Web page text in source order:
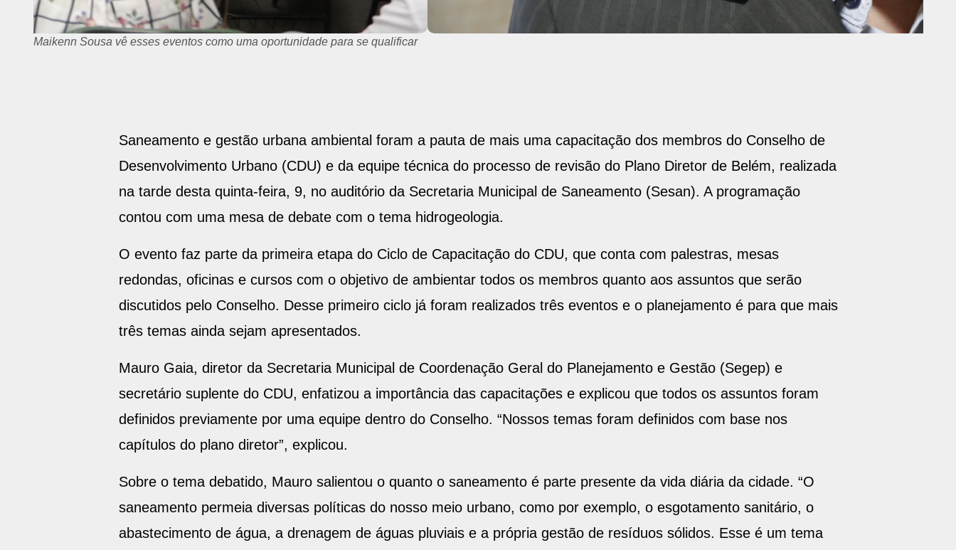
Maikenn Sousa vê esses eventos como uma oportunidade para se qualificar
Saneamento e gestão urbana ambiental foram a pauta de mais uma capacitação dos membros do Conselho de
Desenvolvimento Urbano (CDU) e da equipe técnica do processo de revisão do Plano Diretor de Belém, realizada
na tarde desta quinta-feira, 9, no auditório da Secretaria Municipal de Saneamento (Sesan). A programação
contou com uma mesa de debate com o tema hidrogeologia.
O evento faz parte da primeira etapa do Ciclo de Capacitação do CDU, que conta com palestras, mesas
redondas, oficinas e cursos com o objetivo de ambientar todos os membros quanto aos assuntos que serão
discutidos pelo Conselho. Desse primeiro ciclo já foram realizados três eventos e o planejamento é para que mais
três temas ainda sejam apresentados.
Mauro Gaia, diretor da Secretaria Municipal de Coordenação Geral do Planejamento e Gestão (Segep) e
secretário suplente do CDU, enfatizou a importância das capacitações e explicou que todos os assuntos foram
definidos previamente por uma equipe dentro do Conselho. “Nossos temas foram definidos com base nos
capítulos do plano diretor”, explicou.
Sobre o tema debatido, Mauro salientou o quanto o saneamento é parte presente da vida diária da cidade. “O
saneamento permeia diversas políticas do nosso meio urbano, como por exemplo, o esgotamento sanitário, o
abastecimento de água, a drenagem de águas pluviais e a própria gestão de resíduos sólidos. Esse é um tema